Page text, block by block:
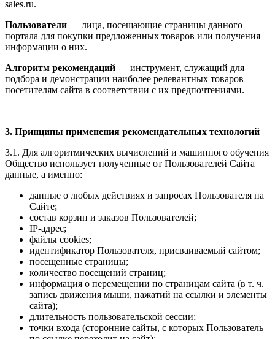
sales.ru.
Пользователи — лица, посещающие страницы данного
портала для покупки предложенных товаров или получения
информации о них.
Алгоритм рекомендаций — инструмент, служащий для
подбора и демонстрации наиболее релевантных товаров
посетителям сайта в соответствии с их предпочтениями.
3. Принципы применения рекомендательных технологий
3.1. Для алгоритмических вычислений и машинного обучения
Общество использует полученные от Пользователей Сайта
данные, а именно:
данные о любых действиях и запросах Пользователя на
Сайте;
состав корзин и заказов Пользователей;
IP-адрес;
файлы cookies;
идентификатор Пользователя, присваиваемый сайтом;
посещенные страницы;
количество посещений страниц;
информация о перемещении по страницам сайта (в т. ч.
запись движения мыши, нажатий на ссылки и элементы
сайта);
длительность пользовательской сессии;
точки входа (сторонние сайты, с которых Пользователь